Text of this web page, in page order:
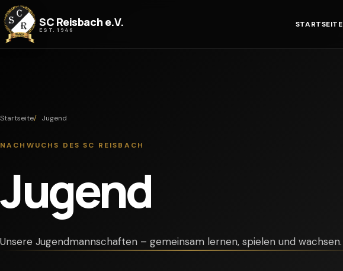
Zum Inhalt springen
SC Reisbach e.V.
EST. 1946
STARTSEITE
Startseite Jugend
NACHWUCHS DES SC REISBACH
Jugend
Unsere Jugendmannschaften – gemeinsam lernen, spielen und wachsen.